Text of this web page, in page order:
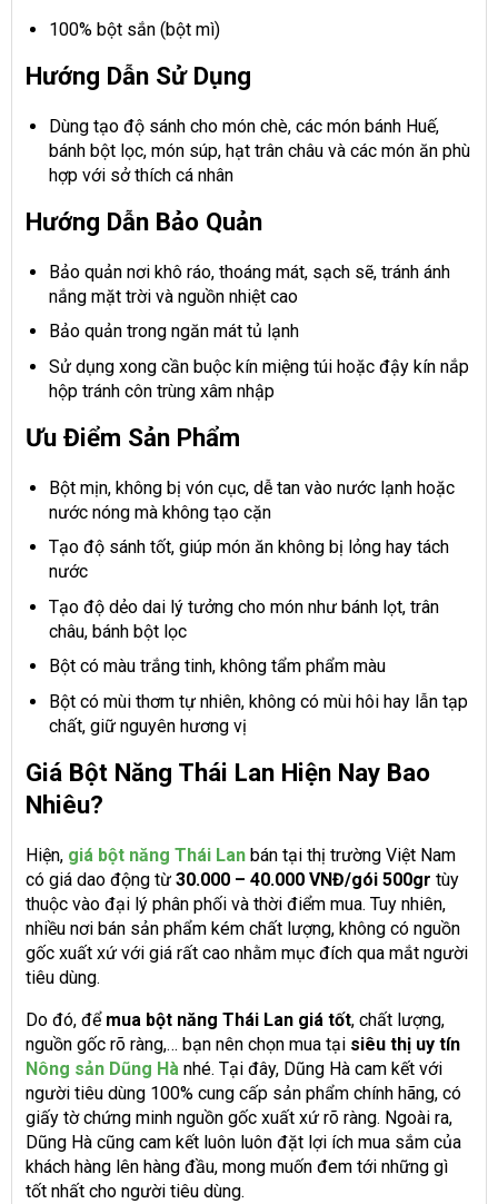
100% bột sắn (bột mì)
Hướng Dẫn Sử Dụng
Dùng tạo độ sánh cho món chè, các món bánh Huế,
bánh bột lọc, món súp, hạt trân châu và các món ăn phù
hợp với sở thích cá nhân
Hướng Dẫn Bảo Quản
Bảo quản nơi khô ráo, thoáng mát, sạch sẽ, tránh ánh
nắng mặt trời và nguồn nhiệt cao
Bảo quản trong ngăn mát tủ lạnh
Sử dụng xong cần buộc kín miệng túi hoặc đậy kín nắp
hộp tránh côn trùng xâm nhập
Ưu Điểm Sản Phẩm
Bột mịn, không bị vón cục, dễ tan vào nước lạnh hoặc
nước nóng mà không tạo cặn
Tạo độ sánh tốt, giúp món ăn không bị lỏng hay tách
nước
Tạo độ dẻo dai lý tưởng cho món như bánh lọt, trân
châu, bánh bột lọc
Bột có màu trắng tinh, không tẩm phẩm màu
Bột có mùi thơm tự nhiên, không có mùi hôi hay lẫn tạp
chất, giữ nguyên hương vị
Giá Bột Năng Thái Lan Hiện Nay Bao
Nhiêu?
Hiện, giá bột năng Thái Lan bán tại thị trường Việt Nam
có giá dao động từ 30.000 – 40.000 VNĐ/gói 500gr tùy
thuộc vào đại lý phân phối và thời điểm mua. Tuy nhiên,
nhiều nơi bán sản phẩm kém chất lượng, không có nguồn
gốc xuất xứ với giá rất cao nhằm mục đích qua mắt người
tiêu dùng.
Do đó, để mua bột năng Thái Lan giá tốt, chất lượng,
nguồn gốc rõ ràng,… bạn nên chọn mua tại siêu thị uy tín
Nông sản Dũng Hà nhé. Tại đây, Dũng Hà cam kết với
người tiêu dùng 100% cung cấp sản phẩm chính hãng, có
giấy tờ chứng minh nguồn gốc xuất xứ rõ ràng. Ngoài ra,
Dũng Hà cũng cam kết luôn luôn đặt lợi ích mua sắm của
khách hàng lên hàng đầu, mong muốn đem tới những gì
tốt nhất cho người tiêu dùng.